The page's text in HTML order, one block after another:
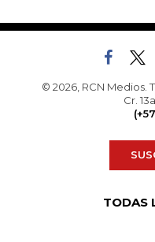
© 2026, RCN Medios.
Cr.
TODAS